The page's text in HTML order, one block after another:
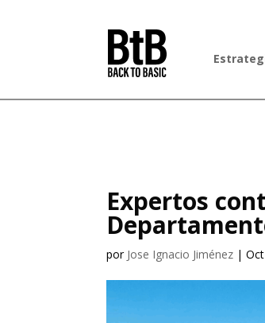
Expertos
por Jose Ignacio Jiménez |